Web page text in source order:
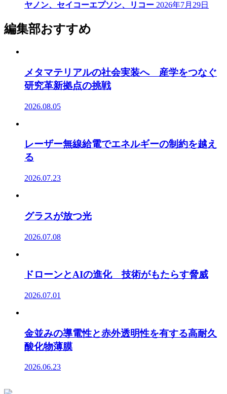
ヤノン、セイコーエプソン、リコー 2026年7月29日
編集部おすすめ
メタマテリアルの社会実装へ 産学をつなぐ
研究革新拠点の挑戦
2026.08.05
レーザー無線給電でエネルギーの制約を越え
る
2026.07.23
グラスが放つ光
2026.07.08
ドローンとAIの進化 技術がもたらす脅威
2026.07.01
金並みの導電性と赤外透明性を有する高耐久
酸化物薄膜
2026.06.23